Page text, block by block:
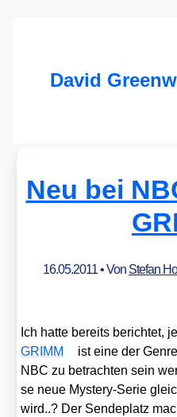
David
Neu bei
16.05.2011• Von Stefan
Ich hat­te bereits berich­tet,
GRIMM
ist eine der
NBC zu betrach­ten sein
se neue Mys­tery-Serie
wird..? Der Sen­de­platz